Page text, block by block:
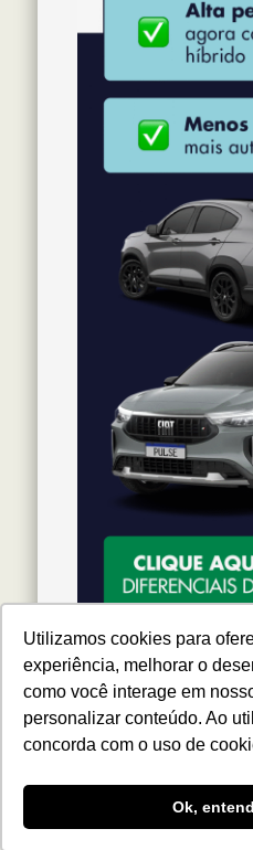
Utilizamos cookies para
experiência, melhorar o
como você interage em
personalizar conteúdo. Ao
concorda com o uso de
Ok,
Siga-nos